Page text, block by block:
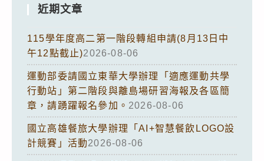
近期文章
115學年度高二第一階段轉組申請(8月13日中
午12點截止)2026-08-06
運動部委請國立東華大學辦理「適應運動共學
行動站」第二階段與離島場研習海報及各區簡
章，請踴躍報名參加。 2026-08-06
國立高雄餐旅大學辦理「AI+智慧餐飲LOGO設
計競賽」活動2026-08-06